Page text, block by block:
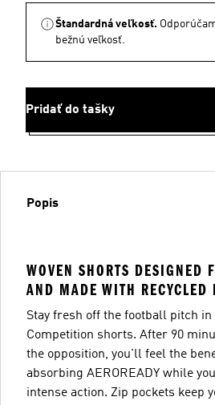
Štandardná veľkosť.
bežnú veľkosť.
Pridať do tašky
Popis
WOVEN SHORTS DESIGNED
AND MADE WITH RECYCLED
Stay fresh off the football pitch in
Competition shorts. After 90
the opposition, you'll feel the
absorbing AEROREADY while
intense action. Zip pockets keep